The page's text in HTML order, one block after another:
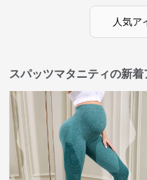
人気ア
スパッツマタニティの新着